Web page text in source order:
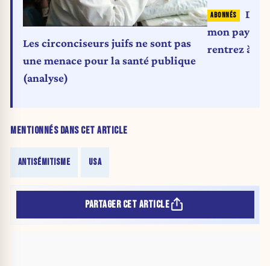
MENTIONNÉS DANS CET ARTICLE
ANTISÉMITISME USA
Les circonciseurs juifs ne sont pas
une menace pour la santé publique
(analyse)
Di
mon pays
rentrez à
PARTAGER CET ARTICLE